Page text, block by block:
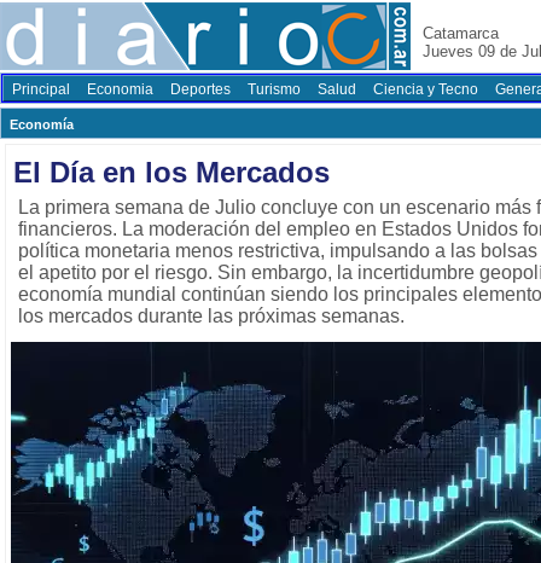
Catamarca
Jueves 09 de
Principal Economia Deportes Turismo Salud Ciencia y Tecno
Economí­a
El Día en los Mercados
La primera semana de Julio concluye con un escenario más
financieros. La moderación del empleo en Estados Unidos
política monetaria menos restrictiva, impulsando a las
el apetito por el riesgo. Sin embargo, la incertidumbre
economía mundial continúan siendo los principales
los mercados durante las próximas semanas.